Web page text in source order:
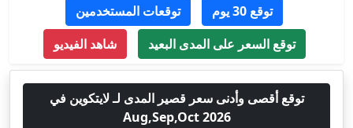
توقع 30 يوم
توقعات المستخدمين
توقع السعر على المدى البعيد
شاهد الفيديو
توقع أقصى وأدنى سعر قصير المدى لـ لايتكوين في
Aug,Sep,Oct 2026